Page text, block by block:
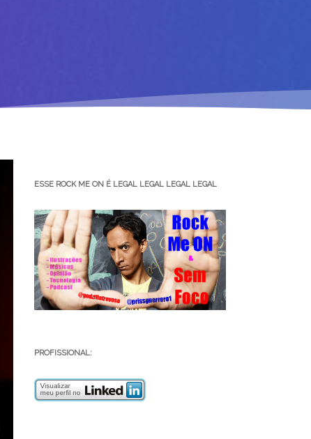
ESSE ROCK ME ON É LEGAL LEGAL LEGAL LEGAL
PROFISSIONAL: